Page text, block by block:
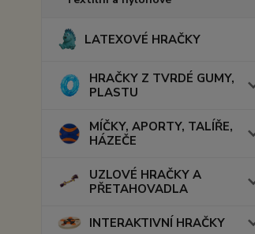
LATEXOVÉ HRAČKY
HRAČKY Z TVRDÉ GUMY,
PLASTU
MÍČKY, APORTY, TALÍŘE,
HÁZEČE
UZLOVÉ HRAČKY A
PŘETAHOVADLA
INTERAKTIVNÍ HRAČKY